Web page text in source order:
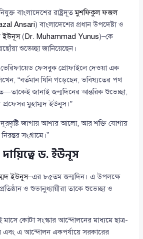
বাংলাদেশের রাষ্ট্রদূতমুশফিকুল ফজল
Ansari) বাংলাদেশের প্রধান উপদেষ্টা ও
ইউনূস(Dr. Muhammad Yunus)–কে
শুভেচ্ছা জানিয়েছেন।
ফেসবুক প্রোফাইলে দেওয়া এক
“বর্তমান যিনি গড়েছেন, ভবিষ্যতের পথ
জানাই জন্মদিনের আন্তরিক শুভেচ্ছা,
মুহাম্মদ ইউনূস।”
জাগায় আশার আলো, আর শক্তি যোগায়
সংগ্রামে।”
দায়িত্বে ড. ইউনূস
ইউনূস–এর ৮৫তম জন্মদিন। এ উপলক্ষে
ও শুভানুধ্যায়ীরা তাকে শুভেচ্ছা ও
কোটা সংস্কার আন্দোলনের মাধ্যমে ছাত্র-
এবং এ আন্দোলন একপর্যায়ে সরকারের